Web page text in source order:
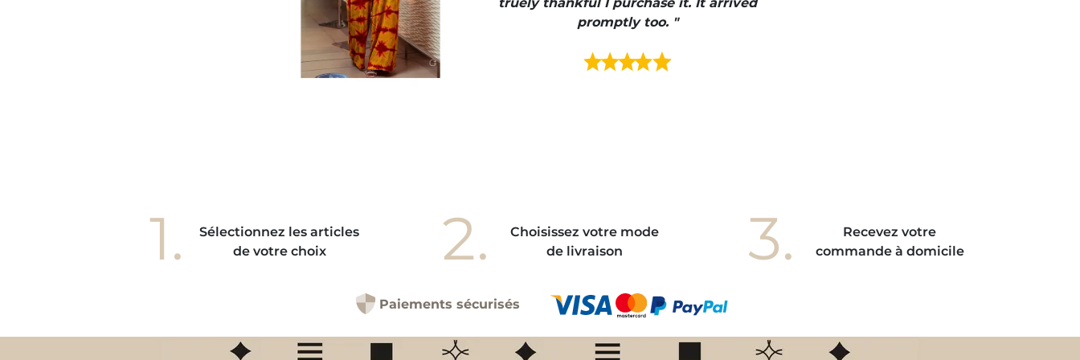
promptly too. "
1.
Sélectionnez les articles
de votre choix
2.
Choisissez votre mode
de livraison
3.
Recevez votre
commande à domicile
Paiements sécurisés